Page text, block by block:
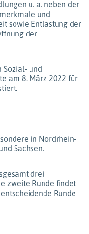
u. a. neben der
und
sowie Entlastung der
der
Sozial- und
am 8. März 2022 für
in Nordrhein-
Sachsen.
drei
zweite Runde findet
Runde